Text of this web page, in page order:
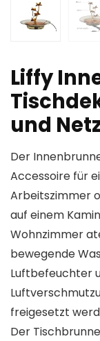
Liffy
und
Der
Accessoire für
Arbeitszimmer
auf einem
Wohnzimmer
bewegende
Luftbefeuchter
freigesetzt
Der